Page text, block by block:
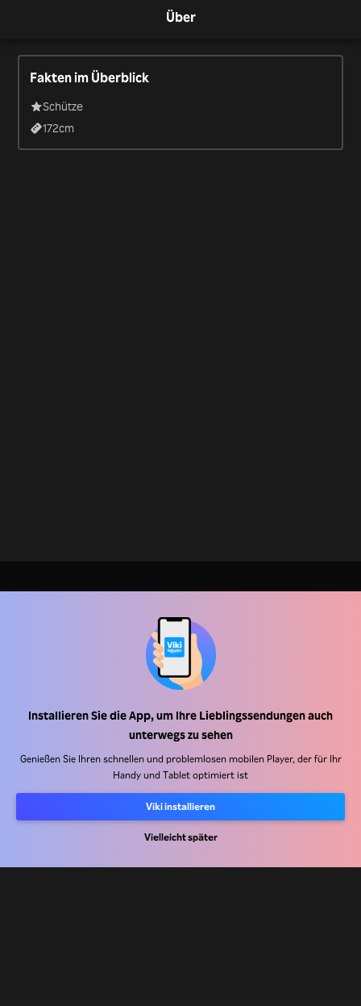
Installieren Sie die App, um Ihre Lieblingssendungen auch
unterwegs zu sehen
Genießen Sie Ihren schnellen und problemlosen mobilen Player, der für Ihr
Handy und Tablet optimiert ist
Viki installieren
Vielleicht später
Über
Fakten im Überblick
Schütze
172cm
Hilfe Center
Arbeiten Sie mit uns zusammen